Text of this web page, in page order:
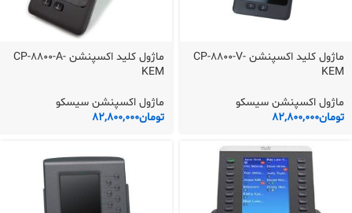
ماژول کلید اکسپنشن CP-8800-V-
KEM
ماژول اکسپنشن سیسکو
تومان82,800,000
ماژول کلید اکسپنشن CP-8800-A-
KEM
ماژول اکسپنشن سیسکو
تومان82,800,000